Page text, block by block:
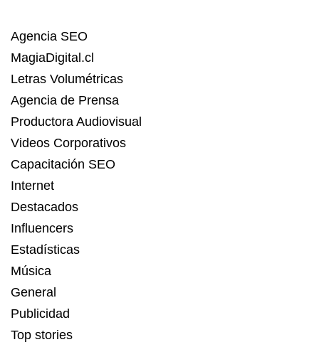
Agencia SEO
MagiaDigital.cl
Letras Volumétricas
Agencia de Prensa
Productora Audiovisual
Videos Corporativos
Capacitación SEO
Internet
Destacados
Influencers
Estadísticas
Música
General
Publicidad
Top stories